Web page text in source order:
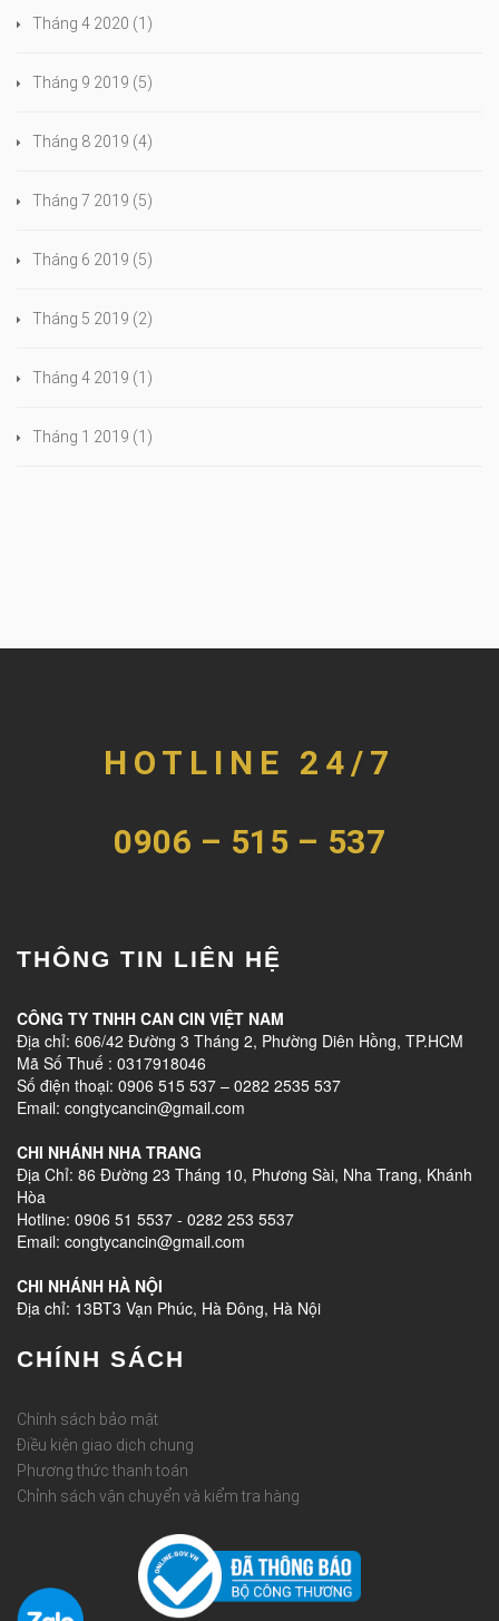
Tháng 4 2020 (1)
Tháng 9 2019 (5)
Tháng 8 2019 (4)
Tháng 7 2019 (5)
Tháng 6 2019 (5)
Tháng 5 2019 (2)
Tháng 4 2019 (1)
Tháng 1 2019 (1)
HOTLINE 24/7
0906 – 515 – 537
THÔNG TIN LIÊN HỆ
CÔNG TY TNHH CAN CIN VIỆT NAM
Địa chỉ: 606/42 Đường 3 Tháng 2, Phường Diên Hồng, TP.HCM
Mã Số Thuế : 0317918046
Số điện thoại: 0906 515 537 – 0282 2535 537
Email: congtycancin@gmail.com
CHI NHÁNH NHA TRANG
Địa Chỉ: 86 Đường 23 Tháng 10, Phương Sài, Nha Trang, Khánh
Hòa
Hotline: 0906 51 5537 - 0282 253 5537
Email: congtycancin@gmail.com
CHI NHÁNH HÀ NỘI
Địa chỉ: 13BT3 Vạn Phúc, Hà Đông, Hà Nội
CHÍNH SÁCH
Chính sách bảo mật
Điều kiện giao dịch chung
Phương thức thanh toán
Chỉnh sách vận chuyển và kiểm tra hàng